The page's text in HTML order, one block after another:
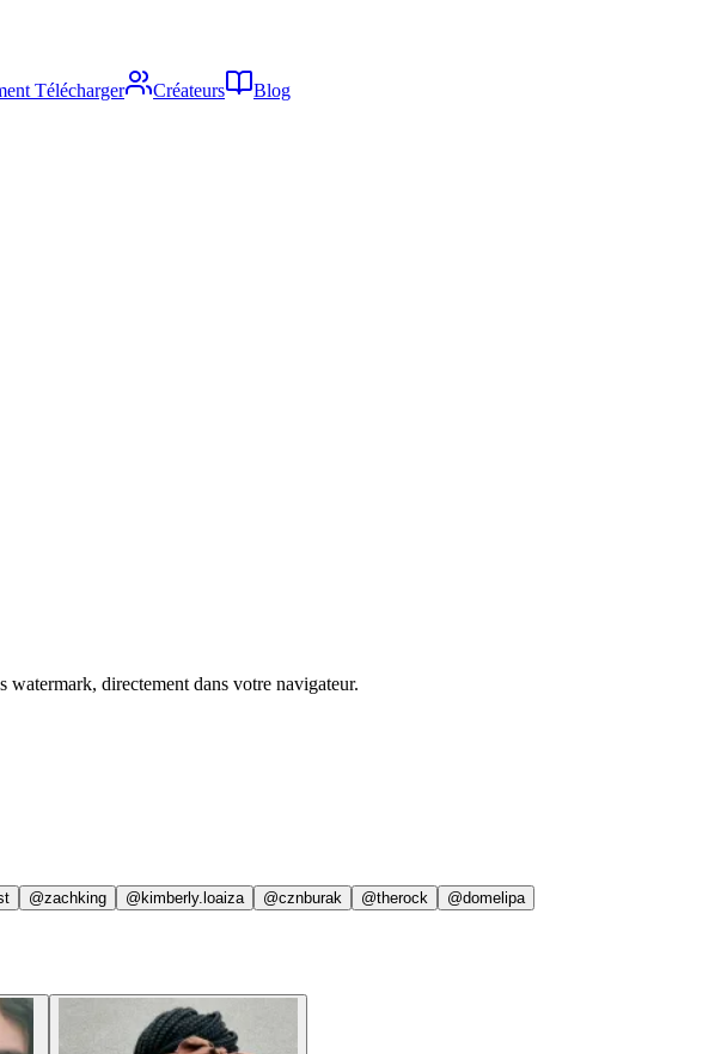
Télécharger Créateurs Blog
watermark, directement dans votre navigateur.
@zachking @kimberly.loaiza @cznburak @therock @domelipa